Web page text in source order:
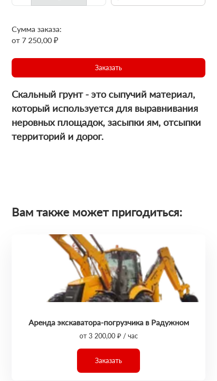
Сумма заказа:
от 7 250,00 ₽
Заказать
Скальный грунт - это сыпучий материал,
который используется для выравнивания
неровных площадок, засыпки ям, отсыпки
территорий и дорог.
Вам также может пригодиться:
Аренда экскаватора-погрузчика в Радужном
от 3 200,00 ₽ / час
Заказать